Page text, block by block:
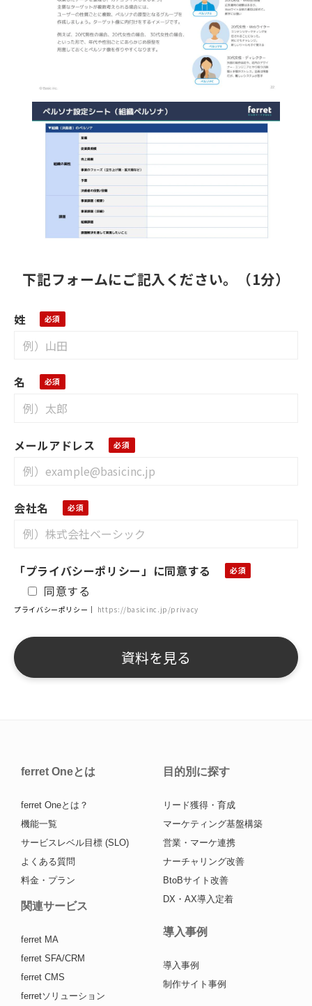
下記フォームにご記入ください。（1分）
姓
名
メールアドレス
会社名
「プライバシーポリシー」に同意する
同意する
プライバシーポリシー｜ https://basicinc.jp/privacy
ferret Oneとは
ferret Oneとは？
機能一覧
サービスレベル目標 (SLO)
よくある質問
料金・プラン
関連サービス
ferret MA
ferret SFA/CRM
ferret CMS
ferretソリューション
目的別に探す
リード獲得・育成
マーケティング基盤構築
営業・マーケ連携
ナーチャリング改善
BtoBサイト改善
DX・AX導入定着
導入事例
導入事例
制作サイト事例